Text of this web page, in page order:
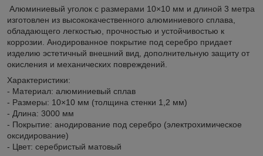
Алюминиевый уголок с размерами 10×10 мм и длиной 3 метра
изготовлен из высококачественного алюминиевого сплава,
обладающего легкостью, прочностью и устойчивостью к
коррозии. Анодированное покрытие под серебро придает
изделию эстетичный внешний вид, дополнительную защиту от
окисления и механических повреждений.
Характеристики:
- Материал: алюминиевый сплав
- Размеры: 10×10 мм (толщина стенки 1,2 мм)
- Длина: 3000 мм
- Покрытие: анодирование под серебро (электрохимическое
оксидирование)
- Цвет: серебристый матовый